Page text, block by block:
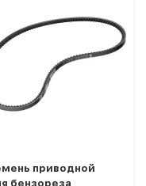
приводной
бензореза